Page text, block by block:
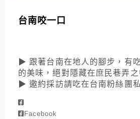
台南咬一口
▶ 跟著台南在地人的腳步，有
的美味，絕對隱藏在庶民巷弄之
▶ 邀約採訪請吃在台南粉絲團
Facebook